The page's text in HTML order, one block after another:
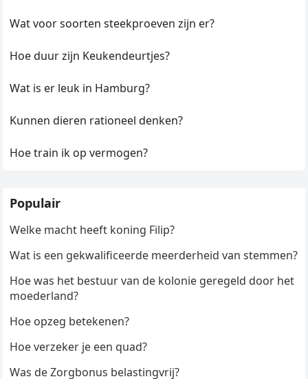
Wat voor soorten steekproeven zijn er?
Hoe duur zijn Keukendeurtjes?
Wat is er leuk in Hamburg?
Kunnen dieren rationeel denken?
Hoe train ik op vermogen?
Populair
Welke macht heeft koning Filip?
Wat is een gekwalificeerde meerderheid van stemmen?
Hoe was het bestuur van de kolonie geregeld door het
moederland?
Hoe opzeg betekenen?
Hoe verzeker je een quad?
Was de Zorgbonus belastingvrij?